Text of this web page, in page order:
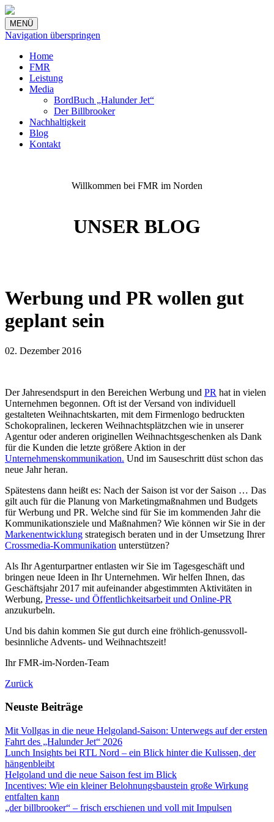
MENÜ
Navigation überspringen
Home
FMR
Leistung
Media
BordBuch „Halunder Jet“
Der Billbrooker
Nachhaltigkeit
Blog
Kontakt
Willkommen bei FMR im Norden
UNSER BLOG
Werbung und PR wollen gut
geplant sein
02. Dezember 2016
Der Jahresendspurt in den Bereichen Werbung und PR hat in vielen
Unternehmen begonnen. Oft ist der Versand von individuell
gestalteten Weihnachtskarten, mit dem Firmenlogo bedruckten
Schokopralinen, leckeren Weihnachtsplätzchen wie in unserer
Agentur oder anderen originellen Weihnachtsgeschenken als Dank
für die Kunden die letzte größere Aktion in der
Unternehmenskommunikation. Und im Sauseschritt düst schon das
neue Jahr heran.
Spätestens dann heißt es: Nach der Saison ist vor der Saison … Das
gilt auch für die Planung von Marketingmaßnahmen und Budgets
für Werbung und PR. Welche sind für Sie im kommenden Jahr die
Kommunikationsziele und Maßnahmen? Wie können wir Sie in der
Markenentwicklung strategisch beraten und in der Umsetzung Ihrer
Crossmedia-Kommunikation unterstützen?
Als Ihr Agenturpartner entlasten wir Sie im Tagesgeschäft und
bringen neue Ideen in Ihr Unternehmen. Wir helfen Ihnen, das
Geschäftsjahr 2017 mit aufeinander abgestimmten Aktivitäten in
Werbung, Presse- und Öffentlichkeitsarbeit und Online-PR
anzukurbeln.
Und bis dahin kommen Sie gut durch eine fröhlich-genussvoll-
besinnliche Advents- und Weihnachtszeit!
Ihr FMR-im-Norden-Team
Zurück
Neuste Beiträge
Mit Vollgas in die neue Helgoland-Saison: Unterwegs auf der ersten
Fahrt des „Halunder Jet“ 2026
Lunch Insights bei RTL Nord – ein Blick hinter die Kulissen, der
hängenbleibt
Helgoland und die neue Saison fest im Blick
Incentives: Wie ein kleiner Belohnungsbaustein große Wirkung
entfalten kann
„der billbrooker“ – frisch erschienen und voll mit Impulsen